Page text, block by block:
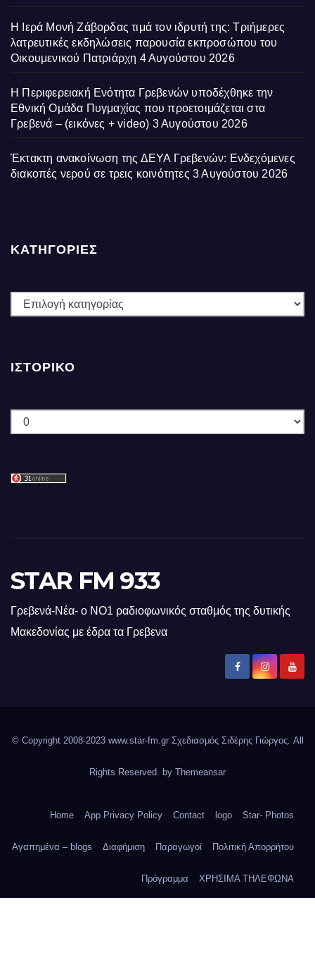
Η Ιερά Μονή Ζάβορδας τιμά τον ιδρυτή της: Τριήμερες
λατρευτικές εκδηλώσεις παρουσία εκπροσώπου του
Οικουμενικού Πατριάρχη 4 Αυγούστου 2026
Η Περιφερειακή Ενότητα Γρεβενών υποδέχθηκε την
Εθνική Ομάδα Πυγμαχίας που προετοιμάζεται στα
Γρεβενά – (εικόνες + video) 3 Αυγούστου 2026
Έκτακτη ανακοίνωση της ΔΕΥΑ Γρεβενών: Ενδεχόμενες
διακοπές νερού σε τρεις κοινότητες 3 Αυγούστου 2026
ΚΑΤΗΓΟΡΙΕΣ
ΚΑΤΗΓΟΡΙΕΣ
ΙΣΤΟΡΙΚΌ
Ιστορικό
STAR FM 933
Γρεβενά-Νέα- ο ΝΟ1 ραδιοφωνικός σταθμός της δυτικής
Μακεδονίας με έδρα τα Γρεβενα
© Copyright 2008-2023 www.star-fm.gr Σχεδιασμός Σιδέρης Γιώργος. All
Rights Reserved. by Themeansar
Home App Privacy Policy Contact logo Star- Photos
Αγαπημένα – blogs Διαφήμιση Παραγωγοί Πολιτική Απορρήτου
Πρόγραμμα ΧΡΗΣΙΜΑ ΤΗΛΕΦΩΝΑ